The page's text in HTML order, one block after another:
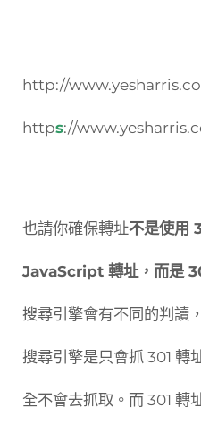
http://
https://
也請你確保轉址不是使用
JavaScript 轉址，而是
搜尋引擎會有不同的判讀
搜尋引擎是只會抓 301 轉
全不會去抓取。而 301 轉